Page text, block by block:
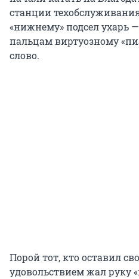
станции
«нижнему» подсел ухарь
пальцам виртуозному
слово.
Порой тот, кто оставил
удовольствием жал руку